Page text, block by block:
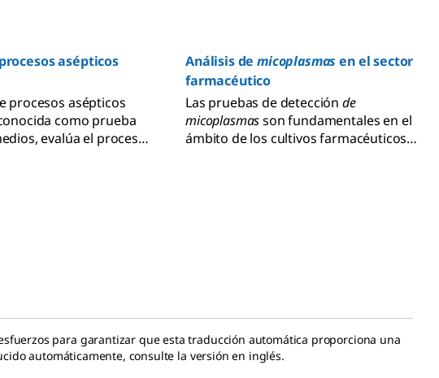
asépticos
procesos asépticos
como prueba
evalúa el proceso
Análisis demicoplasmas en el sector
farmacéutico
Las pruebas de detección de
micoplasmasson fundamentales en el
ámbito de los cultivos farmacéuticos
para garantizar que esta traducción automática proporciona una
automáticamente, consulte la versión en inglés.